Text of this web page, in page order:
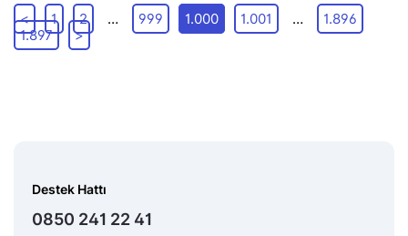
< 1 2 … 999 1.000 1.001 …
1.896
1.897
>
Destek Hattı
0850 241 22 41